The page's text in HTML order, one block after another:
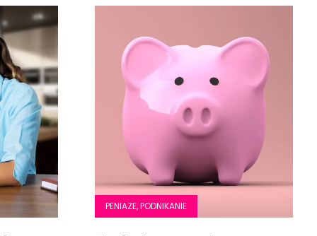
PENIAZE, PODNIKANIE